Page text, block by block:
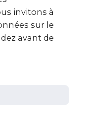
invitons à
sur le
avant de